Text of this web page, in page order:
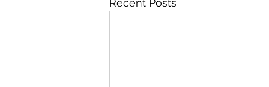
Recent Posts